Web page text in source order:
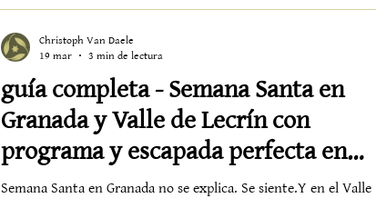
guía completa - Semana Santa en
Granada y Valle de Lecrín con
programa y escapada perfecta en
Alquería de los Lentos
Semana Santa en Granada no se explica. Se siente.Y en el Valle
Christoph Van Daele
19 mar
3 min de lectura